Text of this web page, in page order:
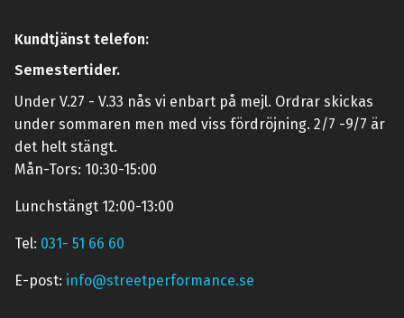
Kundtjänst telefon:
Semestertider.
Under V.27 - V.33 nås vi enbart på mejl. Ordrar skickas
under sommaren men med viss fördröjning. 2/7 -9/7 är
det helt stängt.
Mån-Tors: 10:30-15:00
Lunchstängt 12:00-13:00
Tel: 031- 51 66 60
E-post: info@streetperformance.se